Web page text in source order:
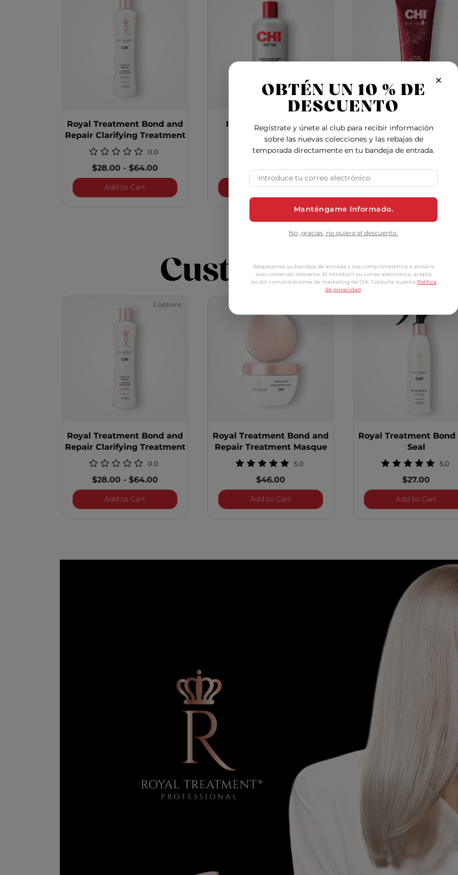
Royal Treatment Bond and
Repair Clarifying Treatment
0.0
$28.00 -$64.00
Add to CartRoyal Treatment Bond and Repair Clarifying Treatment
Infra Ionic Color Lock
Treatment
4.9
$21.00-$48.00
Add to CartInfra Ionic Color Lock Treatment
Rose Hip Oil Color
Treatment
$29.00
Add to CartRose
Customers Also
2 options
Royal Treatment Bond and
Repair Clarifying Treatment
0.0
$28.00 -$64.00
Add to CartRoyal Treatment Bond and Repair Clarifying Treatment
Royal Treatment Bond and
Repair Treatment Masque
5.0
$46.00
Add to CartRoyal Treatment Bond and Repair Treatment
Royal Treatment Bond
Seal
5.0
$27.00
Add to Cart
×
OBTÉN UN 10 % DE
DESCUENTO
Regístrate y únete al club para recibir información
sobre las nuevas colecciones y las rebajas de
temporada directamente en tu bandeja de entrada.
Dirección de correo electrónico
Manténgame Informado.
No, gracias, no quiero el descuento.
Respetamos su bandeja de entrada y nos comprometemos a enviarle
solo contenido relevante. Al introducir su correo electrónico, acepta
recibir comunicaciones de marketing de CHI. Consulte nuestra Política
de privacidad.